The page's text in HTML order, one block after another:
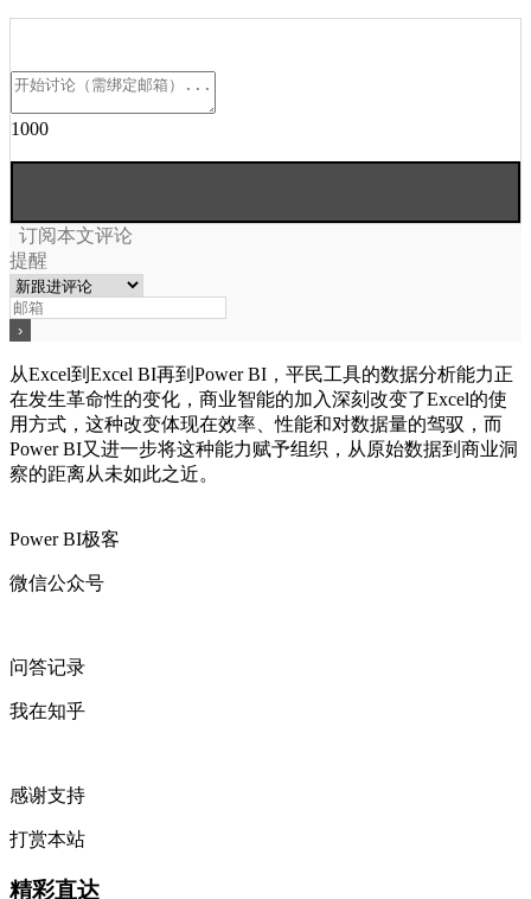
1000
订阅本文评论
提醒
从Excel到Excel BI再到Power BI，平民工具的数据分析能力正
在发生革命性的变化，商业智能的加入深刻改变了Excel的使
用方式，这种改变体现在效率、性能和对数据量的驾驭，而
Power BI又进一步将这种能力赋予组织，从原始数据到商业洞
察的距离从未如此之近。
Power BI极客
微信公众号
问答记录
我在知乎
感谢支持
打赏本站
精彩直达